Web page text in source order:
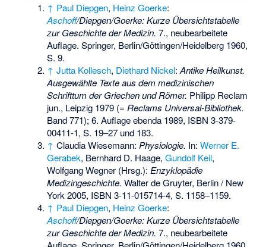
↑ Paul Diepgen, Heinz Goerke:
Aschoff/Diepgen/Goerke: Kurze Übersichtstabelle
zur Geschichte der Medizin. 7., neubearbeitete
Auflage. Springer, Berlin/Göttingen/Heidelberg 1960,
S. 9.
↑ Jutta Kollesch, Diethard Nickel:Antike Heilkunst.
Ausgewählte Texte aus dem medizinischen
Schrifttum der Griechen und Römer. Philipp Reclam
jun., Leipzig 1979 (= Reclams Universal-Bibliothek.
Band 771); 6. Auflage ebenda 1989, ISBN 3-379-
00411-1, S. 19–27 und 183.
↑ Claudia Wiesemann: Physiologie. In:Werner E.
Gerabek, Bernhard D. Haage,Gundolf Keil,
Wolfgang Wegner (Hrsg.): Enzyklopädie
Medizingeschichte. Walter de Gruyter, Berlin / New
York 2005, ISBN 3-11-015714-4, S. 1158–1159.
↑ Paul Diepgen, Heinz Goerke:
Aschoff/Diepgen/Goerke: Kurze Übersichtstabelle
zur Geschichte der Medizin. 7., neubearbeitete